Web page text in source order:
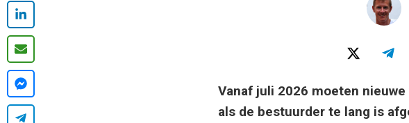
Vanaf juli 2026 moeten
als de bestuurder te lang is